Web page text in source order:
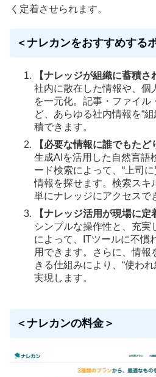
く定着させられます。
＜ナレカンをおすすめする
【ナレッジが組織に蓄積さ
社内に散在した情報や、個
を一元化。記事・ファイル
ど、あらゆる社内情報を“
積できます。
【必要な情報に誰でもたど
生成AIを活用した自然言語
ード検索によって、“上司
情報を探せます。検索スキ
単にナレッジにアクセスで
【ナレッジ活用が現場に定
シンプルな操作性と、充実
によって、ITツールに不慣
用できます。さらに、情報
きる仕組みにより、“使わ
実現します。
＜ナレカンの料金＞